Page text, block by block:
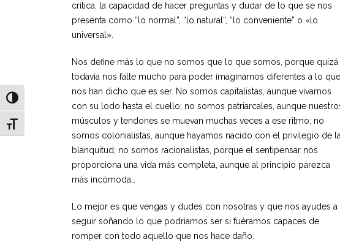
Alternar alto contraste
Alternar tamaño de letra
crítica, la capacidad de hacer preguntas y dudar de lo que se nos
presenta como “lo normal”, “lo natural”, “lo conveniente” o «lo
universal».
Nos define más lo que no somos que lo que somos, porque quizá
todavía nos falte mucho para poder imaginarnos diferentes a lo que
nos han dicho que es ser. No somos capitalistas, aunque vivamos
con su lodo hasta el cuello; no somos patriarcales, aunque
músculos y tendones se muevan muchas veces a ese ritmo; no
somos colonialistas, aunque hayamos nacido con el privilegio de
blanquitud; no somos racionalistas, porque el sentipensar nos
proporciona una vida más completa, aunque al principio parezca
más incómoda…
Lo mejor es que vengas y dudes con nosotras y que nos ayudes a
seguir soñando lo que podríamos ser si fuéramos capaces de
romper con todo aquello que nos hace daño.